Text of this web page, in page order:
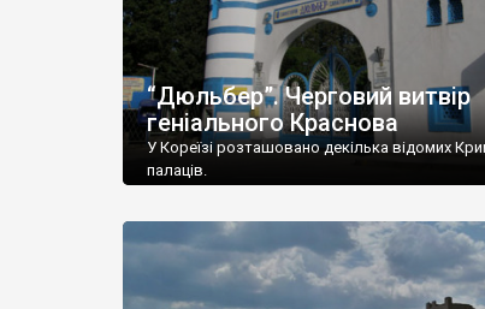
“Дюльбер”. Черговий витвір
геніального Краснова
У Кореїзі розташовано декілька відомих
палаців.